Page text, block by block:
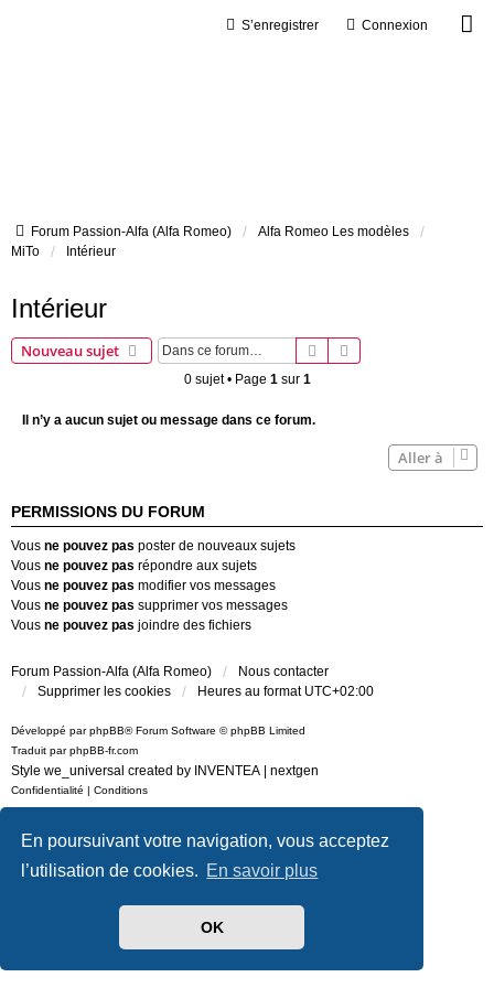
En poursuivant votre navigation, vous acceptez
l’utilisation de cookies. En savoir plus
OK
Connexion
S’enregistrer
Forum Passion-Alfa (Alfa Romeo)
Alfa Romeo Les modèles
MiTo
Intérieur
Intérieur
Nouveau sujet Rechercher
0 sujet • Page 1sur 1
Il n’y a aucun sujet ou message dans ce forum.
Aller à
PERMISSIONS DU FORUM
Vous ne pouvez pas poster de nouveaux sujets
Vous ne pouvez pas répondre aux sujets
Vous ne pouvez pas modifier vos messages
Vous ne pouvez pas supprimer vos messages
Vous ne pouvez pas joindre des fichiers
Forum Passion-Alfa (Alfa Romeo)
Nous contacter
Supprimer les cookies
Heures au format UTC+02:00
Développé parphpBB® Forum Software © phpBB Limited
Traduit parphpBB-fr.com
Style we_universal created by INVENTEA nextgen
Confidentialité | Conditions